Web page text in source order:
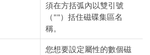
須在方括弧內以雙引號
（""）括住磁碟集區名
稱。
您想要設定屬性的數個磁